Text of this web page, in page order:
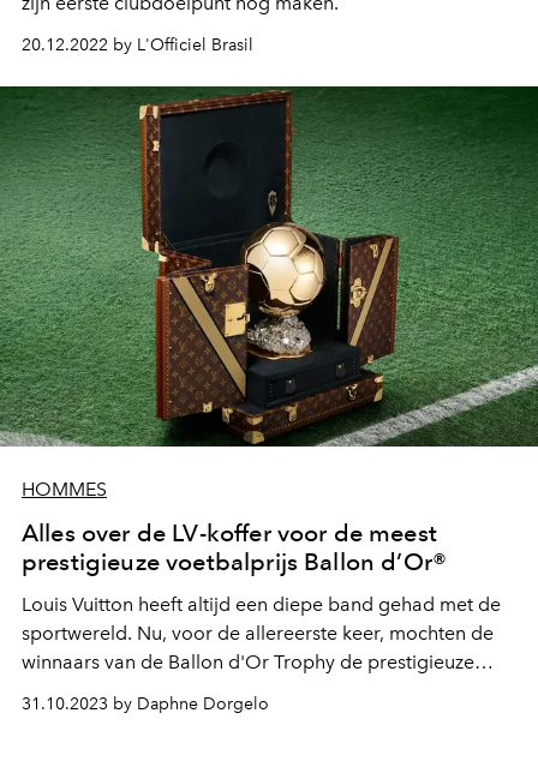
20.12.2022 by L'Officiel Brasil
HOMMES
Alles over de LV-koffer voor de meest
prestigieuze voetbalprijs Ballon d’Or®
Louis Vuitton heeft altijd een diepe band gehad met de
sportwereld. Nu, voor de allereerste keer, mochten de
winnaars van de Ballon d'Or Trophy de prestigieuze
LV-koffer. Dit is een bijzondere en stijlvolle toevoeging
31.10.2023 by Daphne Dorgelo